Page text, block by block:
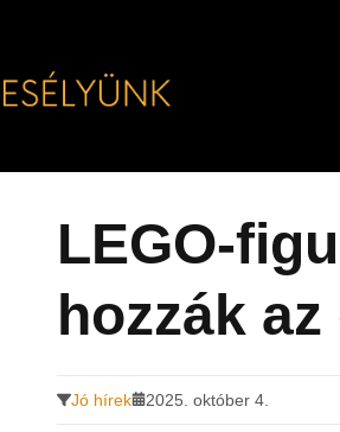
LEGO-
hozzák
Jó hírek 2025. október 4.